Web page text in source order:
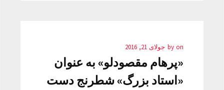
by on جولای 21, 2016
«پرهام مقصودلو» به عنوان
«استاد بزرگ» شطرنج دست